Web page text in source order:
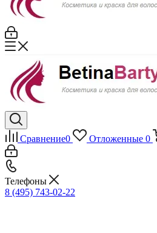
Сравнение0 Отложенные 0
Телефоны
8 (495) 743-02-22